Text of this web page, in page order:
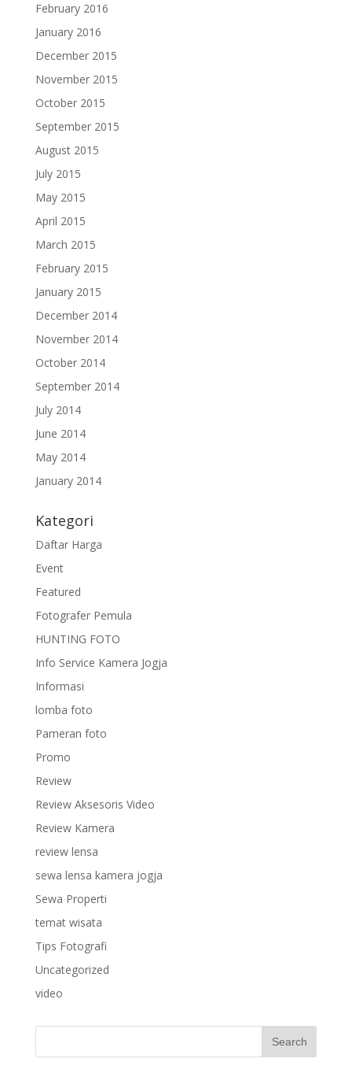
February 2016
January 2016
December 2015
November 2015
October 2015
September 2015
August 2015
July 2015
May 2015
April 2015
March 2015
February 2015
January 2015
December 2014
November 2014
October 2014
September 2014
July 2014
June 2014
May 2014
January 2014
Kategori
Daftar Harga
Event
Featured
Fotografer Pemula
HUNTING FOTO
Info Service Kamera Jogja
Informasi
lomba foto
Pameran foto
Promo
Review
Review Aksesoris Video
Review Kamera
review lensa
sewa lensa kamera jogja
Sewa Properti
temat wisata
Tips Fotografi
Uncategorized
video